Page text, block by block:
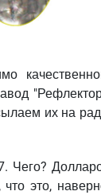
их на
это,